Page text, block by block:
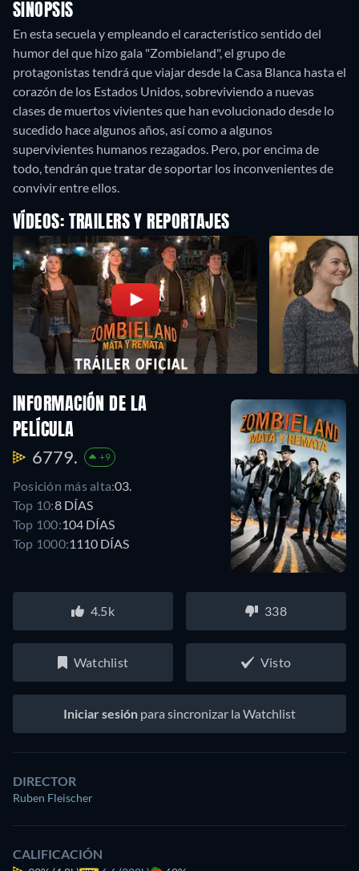
SINOPSIS
En esta secuela y empleando el característico sentido del
humor del que hizo gala "Zombieland", el grupo de
protagonistas tendrá que viajar desde la Casa Blanca hasta el
corazón de los Estados Unidos, sobreviviendo a nuevas
clases de muertos vivientes que han evolucionado desde lo
sucedido hace algunos años, así como a algunos
supervivientes humanos rezagados. Pero, por encima de
todo, tendrán que tratar de soportar los inconvenientes de
convivir entre ellos.
VÍDEOS: TRAILERS Y REPORTAJES
INFORMACIÓN DE LA
PELÍCULA
6779. +9
Posición más alta:03.
Top 10:8 DÍAS
Top 100:104 DÍAS
Top 1000:1110 DÍAS
4.5k 338
Watchlist Visto
Iniciar sesión para sincronizar la Watchlist
DIRECTOR
Ruben Fleischer
CALIFICACIÓN